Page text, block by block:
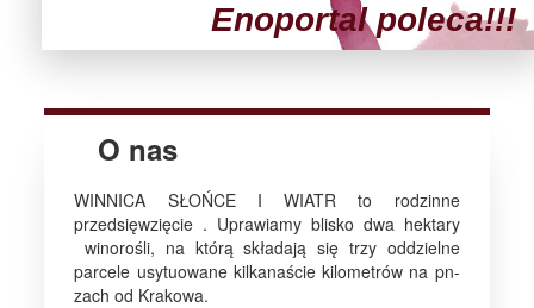
Enoportal poleca!!!
O nas
WINNICA SŁOŃCE I WIATR to rodzinne
przedsięwzięcie . Uprawiamy blisko dwa hektary
winorośli, na którą składają się trzy oddzielne
parcele usytuowane kilkanaście kilometrów na pn-
zach od Krakowa.